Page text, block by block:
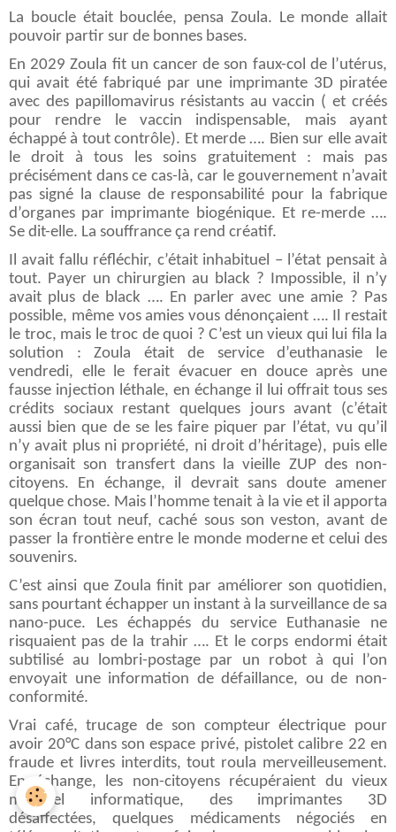
La boucle était bouclée, pensa Zoula. Le monde allait
pouvoir partir sur de bonnes bases.
En 2029 Zoula fit un cancer de son faux-col de l’utérus,
qui avait été fabriqué par une imprimante 3D piratée
avec des papillomavirus résistants au vaccin ( et créés
pour rendre le vaccin indispensable, mais ayant
échappé à tout contrôle). Et merde …. Bien sur elle avait
le droit à tous les soins gratuitement : mais pas
précisément dans ce cas-là, car le gouvernement n’avait
pas signé la clause de responsabilité pour la fabrique
d’organes par imprimante biogénique. Et re-merde ….
Se dit-elle. La souffrance ça rend créatif.
Il avait fallu réfléchir, c’était inhabituel – l’état pensait à
tout. Payer un chirurgien au black ? Impossible, il n’y
avait plus de black …. En parler avec une amie ? Pas
possible, même vos amies vous dénonçaient …. Il restait
le troc, mais le troc de quoi ? C’est un vieux qui lui fila la
solution : Zoula était de service d’euthanasie le
vendredi, elle le ferait évacuer en douce après une
fausse injection léthale, en échange il lui offrait tous ses
crédits sociaux restant quelques jours avant (c’était
aussi bien que de se les faire piquer par l’état, vu qu’il
n’y avait plus ni propriété, ni droit d’héritage), puis elle
organisait son transfert dans la vieille ZUP des non-
citoyens. En échange, il devrait sans doute amener
quelque chose. Mais l’homme tenait à la vie et il apporta
son écran tout neuf, caché sous son veston, avant de
passer la frontière entre le monde moderne et celui des
souvenirs.
C’est ainsi que Zoula finit par améliorer son quotidien,
sans pourtant échapper un instant à la surveillance de sa
nano-puce. Les échappés du service Euthanasie ne
risquaient pas de la trahir …. Et le corps endormi était
subtilisé au lombri-postage par un robot à qui l’on
envoyait une information de défaillance, ou de non-
conformité.
Vrai café, trucage de son compteur électrique pour
avoir 20°C dans son espace privé, pistolet calibre 22 en
fraude et livres interdits, tout roula merveilleusement.
En échange, les non-citoyens récupéraient du vieux
matériel informatique, des imprimantes 3D
désaffectées, quelques médicaments négociés en